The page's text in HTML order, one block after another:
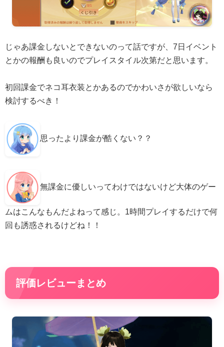
じゃあ課金しないとできないのって話ですが、7日イベント
とかの報酬も良いのでプレイスタイル次第だと思います。
初回課金でネコ耳衣装とかあるのでかわいさが欲しいなら
検討するべき！
思ったより課金が酷くない？？
無課金に優しいってわけではないけど大体のゲー
ムはこんなもんだよねって感じ。1時間プレイするだけで何
回も誘惑されるけどね！！
評価レビューまとめ